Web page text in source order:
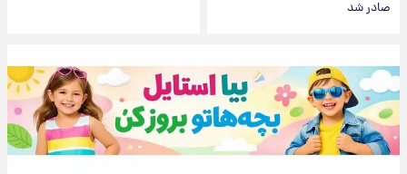
صادر شد